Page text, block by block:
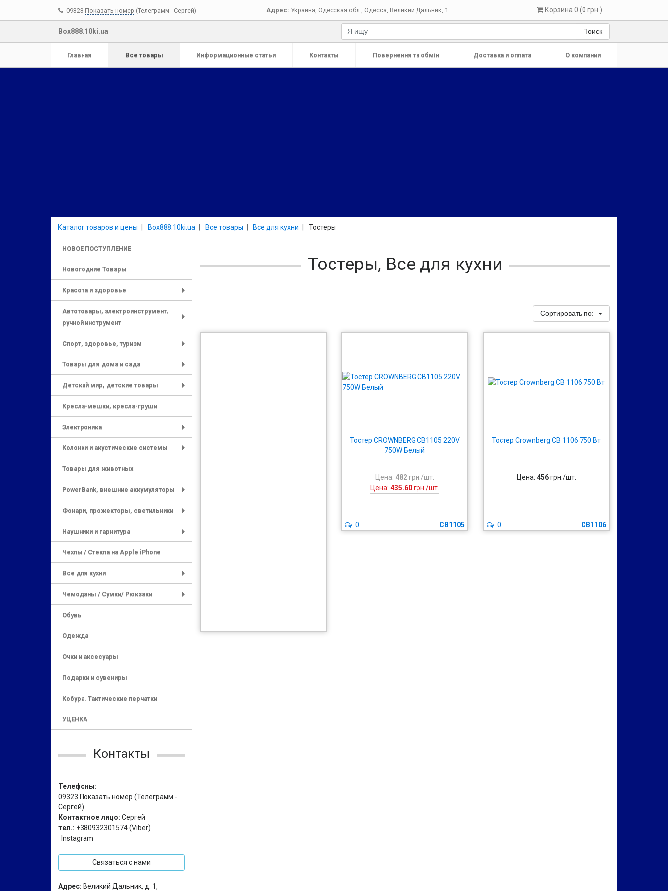
09323 Показать номер (Телеграмм - Сергей) Адрес: Украина Одесская обл. Одесса Великий Дальник, 1 Корзина 0 (0 грн.)
Box888.10ki.ua Поиск
Главная Все товары Информационные статьи Контакты Повернення та обмін Доставка и оплата О компании
Каталог товаров и цены Box888.10ki.ua Все товары Все для кухни Тостеры
НОВОЕ ПОСТУПЛЕНИЕ
Новогодние Товары
Красота и здоровье
Автотовары, электроинструмент,
ручной инструмент
Спорт, здоровье, туризм
Товары для дома и сада
Детский мир, детские товары
Кресла-мешки, кресла-груши
Электроника
Колонки и акустические системы
Товары для животных
PowerBank, внешние аккумуляторы
Фонари, прожекторы, светильники
Наушники и гарнитура
Чехлы / Стекла на Apple iPhone
Все для кухни
Чемоданы / Сумки/ Рюкзаки
Обувь
Одежда
Очки и аксесуары
Подарки и сувениры
Кобура. Тактические перчатки
УЦЕНКА
Контакты
Телефоны:
09323 Показать номер (Телеграмм -
Сергей)
Контактное лицо: Сергей
тел.: +380932301574 (Viber)
Instagram
Связаться с нами
Адрес: Великий Дальник, д. 1,
Тостеры, Все для кухни
Сортировать по:
Тостер CROWNBERG CB1105 220V
750W Белый
Цена:482грн./шт.
Цена: 435.60грн./шт.
CB1105
0
Тостер Crownberg CB 1106 750 Вт
Цена: 456грн./шт.
CB1106
0